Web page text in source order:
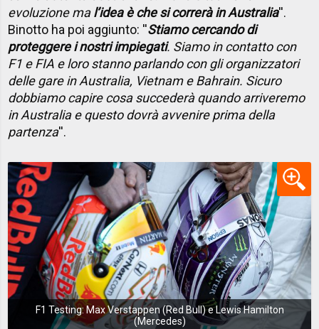
evoluzione mal’idea è che si correrà in Australia''.
Binotto ha poi aggiunto: ''Stiamo cercando di
proteggere i nostri impiegati. Siamo in contatto con
F1 e FIA e loro stanno parlando con gli organizzatori
delle gare in Australia, Vietnam e Bahrain. Sicuro
dobbiamo capire cosa succederà quando arriveremo
in Australia e questo dovrà avvenire prima della
partenza''.
F1 Testing: Max Verstappen (Red Bull) e Lewis Hamilton
(Mercedes)